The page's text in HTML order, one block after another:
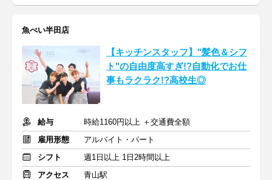
魚べい半田店
【キッチンスタッフ】"髪色＆シフ
ト"の自由度高すぎ!?自動化でお仕
事もラクラク!?高校生◎
給与
時給1160円以上 ＋交通費全額
雇用形態
アルバイト・パート
シフト
週1日以上 1日2時間以上
アクセス
青山駅